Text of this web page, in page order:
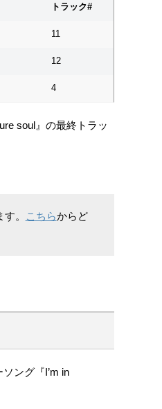
トラック#
11
12
4
soul』の最終トラッ
。 こちらからど
ング『I’m in